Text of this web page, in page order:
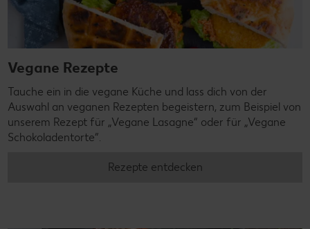
Vegane Rezepte
Tauche ein in die vegane Küche und lass dich von der
Auswahl an veganen Rezepten begeistern, zum Beispiel von
unserem Rezept für „Vegane Lasagne“ oder für „Vegane
Schokoladentorte“.
Rezepte entdecken